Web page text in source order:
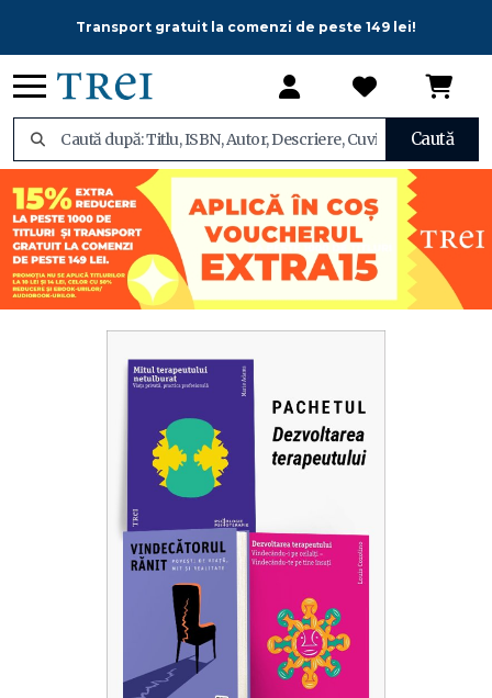
Transport gratuit la comenzi de peste 149 lei!
Caută